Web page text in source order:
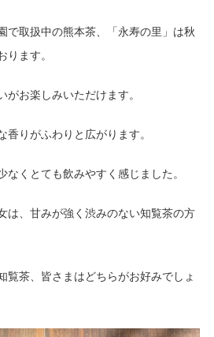
で取扱中の熊本茶、「永寿の里」は秋
ります。
がお楽しみいただけます。
香りがふわりと広がります。
なくとても飲みやすく感じました。
は、甘みが強く渋みのない知覧茶の方
覧茶、皆さまはどちらがお好みでしょ